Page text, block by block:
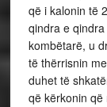
që i kalonin të
qindra e
kombëtarë, u
të thërrisnin
duhet të
që kërkonin